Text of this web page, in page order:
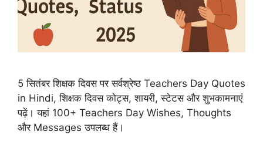
5 सितंबर शिक्षक दिवस पर सर्वश्रेष्ठ Teachers Day Quotes
in Hindi, शिक्षक दिवस कोट्स, शायरी, स्टेटस और शुभकामनाएं
पढ़ें। यहां 100+ Teachers Day Wishes, Thoughts
और Messages उपलब्ध हैं।